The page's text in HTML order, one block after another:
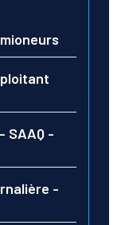
SAAQ -
-